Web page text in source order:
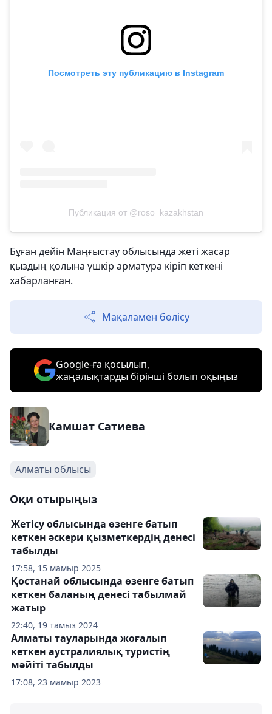
Посмотреть эту публикацию в Instagram
Публикация от @roso_kazakhstan
Бұған дейін Маңғыстау облысында жеті жасар
қыздың қолына үшкір арматура кіріп кеткені
хабарланған.
Мақаламен бөлісу
Google-ға қосылып,
жаңалықтарды бірінші болып оқыңыз
Камшат Сатиева
Алматы облысы
Оқи отырыңыз
17:58, 15 мамыр 2025
Жетісу облысында өзенге батып
кеткен әскери қызметкердің денесі
табылды
22:40, 19 тамыз 2024
Қостанай облысында өзенге батып
кеткен баланың денесі табылмай
жатыр
17:08, 23 мамыр 2023
Алматы тауларында жоғалып
кеткен аустралиялық туристің
мәйіті табылды